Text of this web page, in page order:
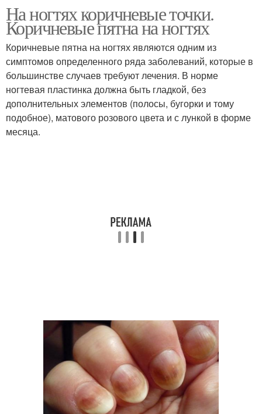
На ногтях коричневые точки.
Коричневые пятна на ногтях
Коричневые пятна на ногтях являются одним из
симптомов определенного ряда заболеваний, которые в
большинстве случаев требуют лечения. В норме
ногтевая пластинка должна быть гладкой, без
дополнительных элементов (полосы, бугорки и тому
подобное), матового розового цвета и с лункой в форме
месяца.